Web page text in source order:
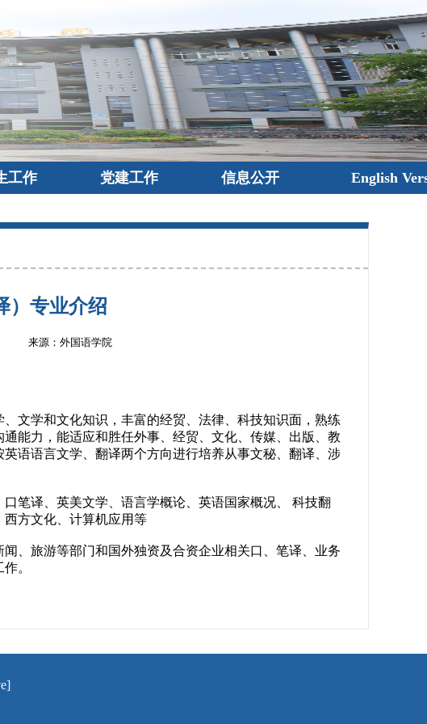
工作 党建工作 信息公开 English
）专业介绍
来源：外国语学院
文学和文化知识，丰富的经贸、法律、科技知识面，熟练
能力，能适应和胜任外事、经贸、文化、传媒、出版、教
语语言文学、翻译两个方向进行培养从事文秘、翻译、涉
笔译、英美文学、语言学概论、英语国家概况、 科技翻
方文化、计算机应用等
、旅游等部门和国外独资及合资企业相关口、笔译、业务
。